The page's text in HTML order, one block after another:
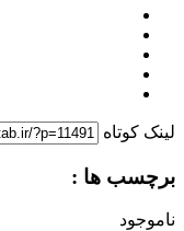
لینک کوتاه
برچسب ها :
ناموجود